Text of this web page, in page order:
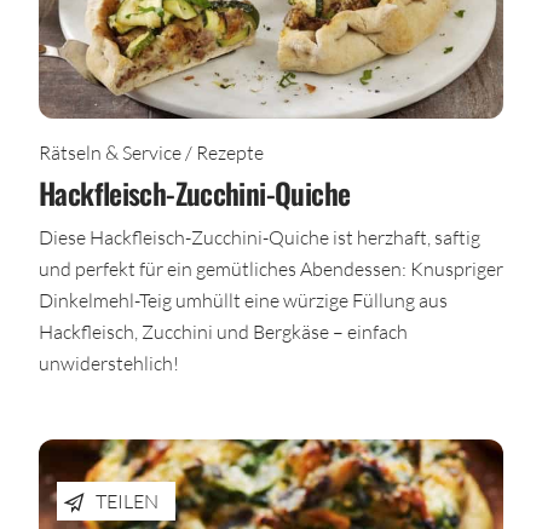
Rätseln & Service / Rezepte
Hackfleisch-Zucchini-Quiche
Diese Hackfleisch-Zucchini-Quiche ist herzhaft, saftig
und perfekt für ein gemütliches Abendessen: Knuspriger
Dinkelmehl-Teig umhüllt eine würzige Füllung aus
Hackfleisch, Zucchini und Bergkäse – einfach
unwiderstehlich!
TEILEN